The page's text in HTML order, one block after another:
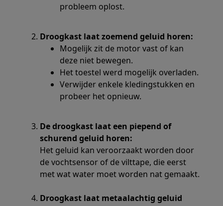
probleem oplost.
Droogkast laat zoemend geluid horen:
Mogelijk zit de motor vast of kan
deze niet bewegen.
Het toestel werd mogelijk overladen.
Verwijder enkele kledingstukken en
probeer het opnieuw.
De droogkast laat een piepend of
schurend geluid horen:
Het geluid kan veroorzaakt worden door
de vochtsensor of de vilttape, die eerst
met wat water moet worden nat gemaakt.
Droogkast laat metaalachtig geluid